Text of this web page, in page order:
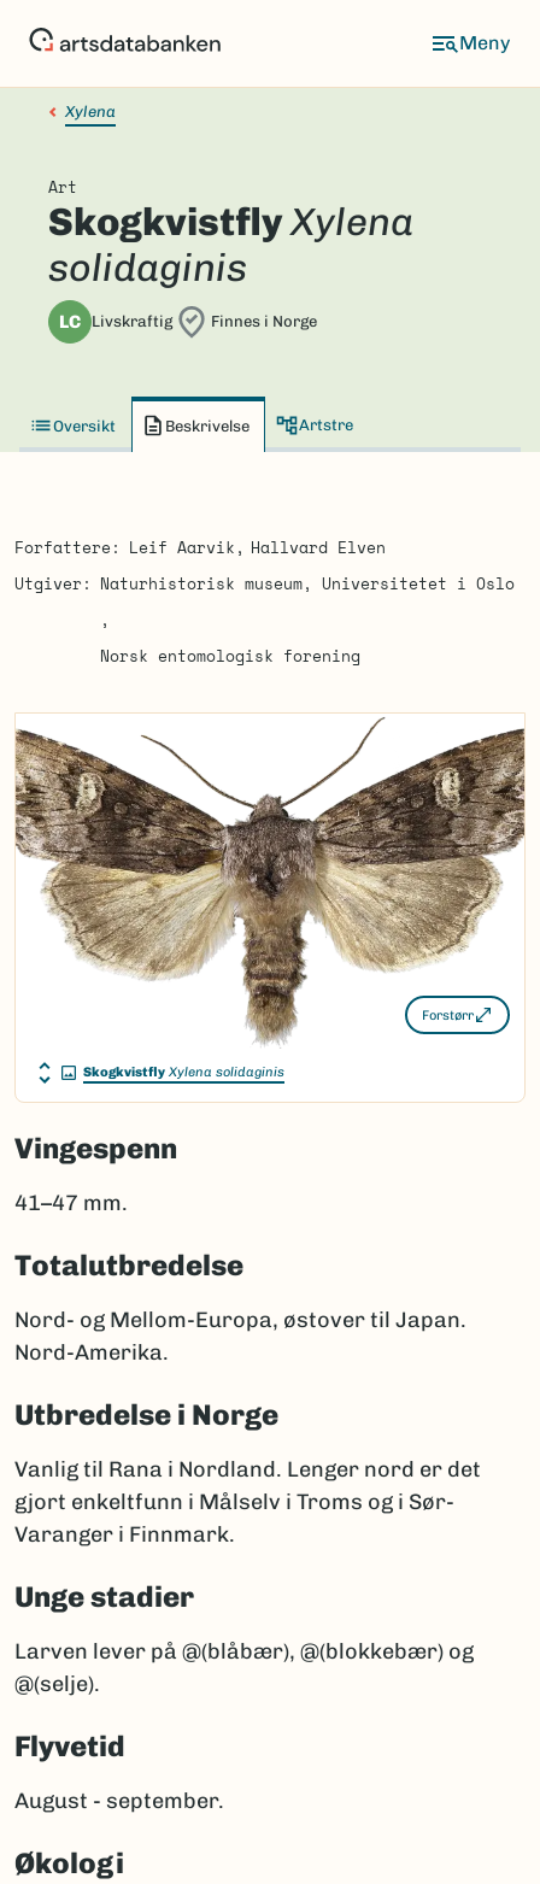
Xylena
Art
SkogkvistflyXylena
solidaginis
LC Livskraftig Finnes i Norge
Oversikt Beskrivelse Artstre
Forfattere Leif Aarvik
Hallvard Elven
Utgiver
Naturhistorisk museum, Universitetet i Oslo
Norsk entomologisk forening
Forstørr
Skogkvistfly Xylena solidaginis
Vingespenn
41–47 mm.
Totalutbredelse
Nord- og Mellom-Europa, østover til Japan.
Nord-Amerika.
Utbredelse i Norge
Vanlig til Rana i Nordland. Lenger nord er det
gjort enkeltfunn i Målselv i Troms og i Sør-
Varanger i Finnmark.
Unge stadier
Larven lever på @(blåbær), @(blokkebær) og
@(selje).
Flyvetid
August - september.
Økologi